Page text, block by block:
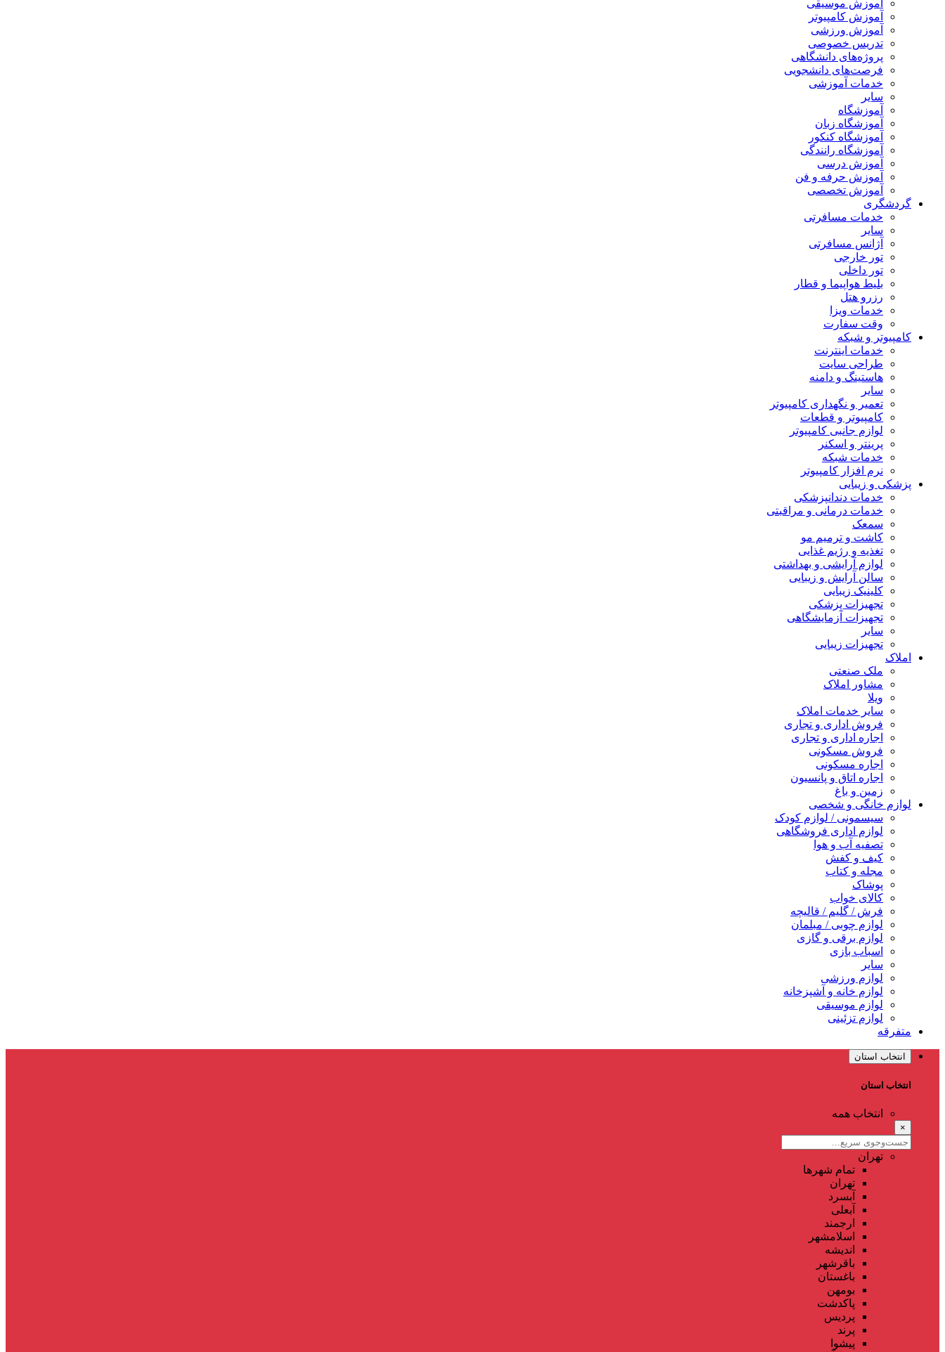
آموزش موسیقی
آموزش کامپیوتر
آموزش ورزشی
تدریس خصوصی
پروژه‌های دانشگاهی
فرصت‌های دانشجویی
خدمات آموزشی
سایر
آموزشگاه
آموزشگاه زبان
آموزشگاه کنکور
آموزشگاه رانندگی
آموزش درسی
آموزش حرفه و فن
آموزش تخصصی
گردشگری
خدمات مسافرتی
سایر
آژانس مسافرتی
تور خارجی
تور داخلی
بلیط هواپیما و قطار
رزرو هتل
خدمات ویزا
وقت سفارت
کامپیوتر و شبکه
خدمات اینترنت
طراحی سایت
هاستینگ و دامنه
سایر
تعمیر و نگهداری کامپیوتر
کامپیوتر و قطعات
لوازم جانبی کامپیوتر
پرینتر و اسکنر
خدمات شبکه
نرم افزار کامپیوتر
پزشکی و زیبایی
خدمات دندانپزشکی
خدمات درمانی و مراقبتی
سمعک
کاشت و ترمیم مو
تغذیه و رژیم غذایی
لوازم آرایشی و بهداشتی
سالن آرایش و زیبایی
کلینیک زیبایی
تجهیزات پزشکی
تجهیزات آزمایشگاهی
سایر
تجهیزات زیبایی
املاک
ملک صنعتی
مشاور املاک
ویلا
سایر خدمات املاک
فروش اداری و تجاری
اجاره اداری و تجاری
فروش مسکونی
اجاره مسکونی
اجاره اتاق و پانسیون
زمین و باغ
لوازم خانگی و شخصی
سیسمونی / لوازم کودک
لوازم اداری فروشگاهی
تصفیه آب و هوا
کیف و کفش
مجله و کتاب
پوشاک
کالای خواب
فرش / گلیم / قالیچه
لوازم چوبی / مبلمان
لوازم برقی و گازی
اسباب بازی
سایر
لوازم ورزشی
لوازم خانه و آشپزخانه
لوازم موسیقی
لوازم تزئینی
متفرقه
انتخاب استان
انتخاب استان
انتخاب همه
×
تهران
تمام شهر‌ها
تهران
آبسرد
آبعلی
ارجمند
اسلامشهر
اندیشه
باقرشهر
باغستان
بومهن
پاکدشت
پردیس
پرند
پیشوا